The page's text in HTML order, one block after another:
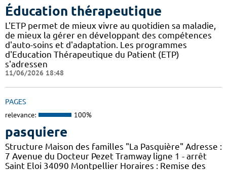
Éducation thérapeutique
L'ETP permet de mieux vivre au quotidien sa maladie,
de mieux la gérer en développant des compétences
d'auto-soins et d'adaptation. Les programmes
d'Education Thérapeutique du Patient (ETP)
s'adressen
11/06/2026 18:48
PAGES
relevance: 100%
pasquiere
Structure Maison des familles "La Pasquière" Adresse :
7 Avenue du Docteur Pezet Tramway ligne 1 - arrêt
Saint Eloi 34090 Montpellier Horaires : Remise des